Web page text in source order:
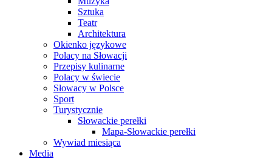
Sztuka
Teatr
Architektura
Okienko językowe
Polacy na Słowacji
Przepisy kulinarne
Polacy w świecie
Słowacy w Polsce
Sport
Turystycznie
Słowackie perełki
Mapa-Słowackie perełki
Wywiad miesiąca
Media